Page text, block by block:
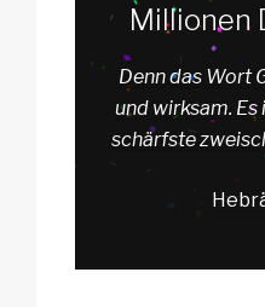
Millionen
Denn das Wort
und wirksam.
schärfste